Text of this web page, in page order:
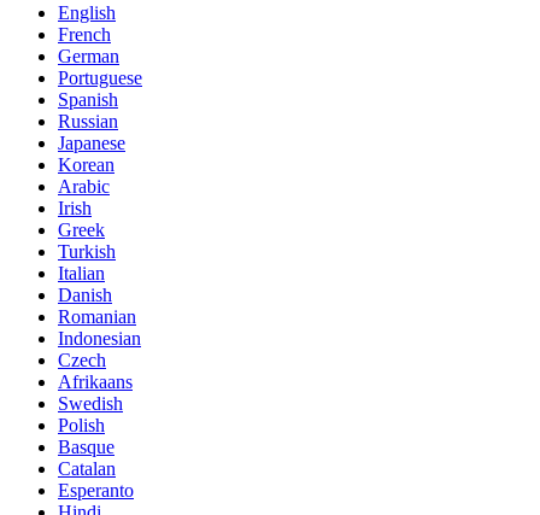
English
French
German
Portuguese
Spanish
Russian
Japanese
Korean
Arabic
Irish
Greek
Turkish
Italian
Danish
Romanian
Indonesian
Czech
Afrikaans
Swedish
Polish
Basque
Catalan
Esperanto